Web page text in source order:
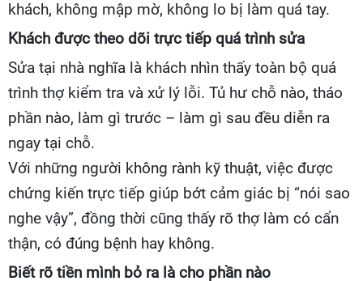
khách, không mập mờ, không lo bị làm quá tay.
Khách được theo dõi trực tiếp quá trình sửa
Sửa tại nhà nghĩa là khách nhìn thấy toàn bộ quá
trình thợ kiểm tra và xử lý lỗi. Tủ hư chỗ nào, tháo
phần nào, làm gì trước – làm gì sau đều diễn ra
ngay tại chỗ.
Với những người không rành kỹ thuật, việc được
chứng kiến trực tiếp giúp bớt cảm giác bị “nói sao
nghe vậy”, đồng thời cũng thấy rõ thợ làm có cẩn
thận, có đúng bệnh hay không.
Biết rõ tiền mình bỏ ra là cho phần nào